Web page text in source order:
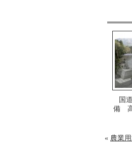
国
備
« 農業